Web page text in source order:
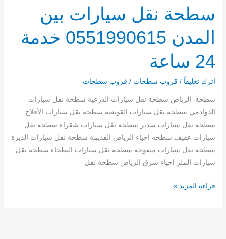
سطحة نقل سيارات بين
المدن 0551990615 خدمة
24 ساعة
اترك تعليقاً / قروب سطحات / قروب سطحات
سطحة الرياض سطحة نقل سيارات الدرعية سطحة نقل سيارات
الدوادمي سطحة نقل سيارات القويعية سطحة نقل سيارات الأفلاج
سطحة نقل سيارات سدير سطحة نقل سيارات شقراء سطحة نقل
سيارات عفيف سطحه احياء الرياض القديمة سطحة نقل سيارات الديرة
سطحة نقل سيارات منفوحة سطحة نقل سيارات البطحاء سطحة نقل
سيارات الملز احياء شرق الرياض سطحة نقل
قراءة المزيد »